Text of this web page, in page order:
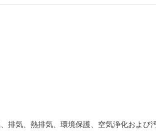
排気、熱排気、環境保護、空気浄化および